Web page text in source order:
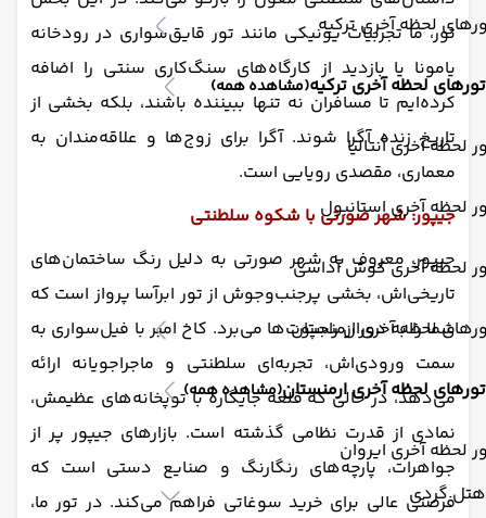
لحظه آخری ترکیه
تورهای لحظه آخری ترکیه(مشاهده همه)
لحظه آخری آنتالیا
لحظه آخری استانبول
لحظه آخری کوش آداسی
لحظه آخری ارمنستان
تورهای لحظه آخری ارمنستان(مشاهده همه)
لحظه آخری ایروان
هتل گردی
تور، ما تجربیات یونیکی مانند تور قایق‌سواری در رودخانه
یامونا یا بازدید از کارگاه‌های سنگ‌کاری سنتی را اضافه
کرده‌ایم تا مسافران نه تنها ببیننده باشند، بلکه بخشی از
تاریخ زنده آگرا شوند. آگرا برای زوج‌ها و علاقه‌مندان به
معماری، مقصدی رویایی است.
جیپور: شهر صورتی با شکوه سلطنتی
جیپور، معروف به شهر صورتی به دلیل رنگ ساختمان‌های
تاریخی‌اش، بخشی پرجنب‌وجوش از تور ابرآسا پرواز است که
شما را به دوران راجپوت‌ها می‌برد. کاخ امبر با فیل‌سواری به
سمت ورودی‌اش، تجربه‌ای سلطنتی و ماجراجویانه ارائه
می‌دهد، در حالی که قلعه جایگاره با توپخانه‌های عظیمش،
نمادی از قدرت نظامی گذشته است. بازارهای جیپور پر از
جواهرات، پارچه‌های رنگارنگ و صنایع دستی است که
فرصتی عالی برای خرید سوغاتی فراهم می‌کند. در تور ما،